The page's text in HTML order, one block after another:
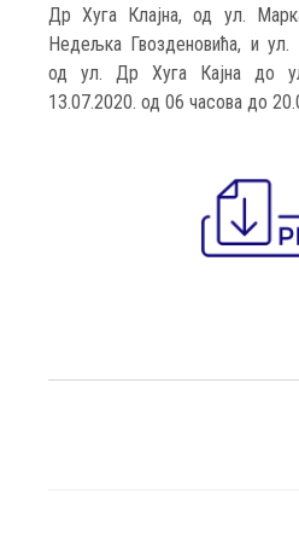
Др Хуга Клајна, од ул.
Недељка Гвозденовића, и ул.
од ул. Др Хуга Кајна до
13.07.2020. од 06 часова до